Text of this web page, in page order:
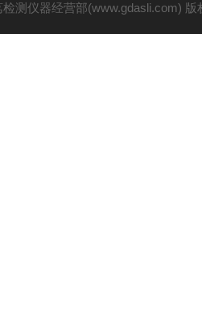
检测仪器经营部(www.gdasli.com)